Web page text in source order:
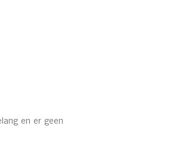
en er geen